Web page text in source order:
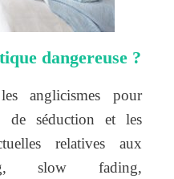
dangereuse ?
anglicismes pour
de séduction et les
relatives aux
slow fading,